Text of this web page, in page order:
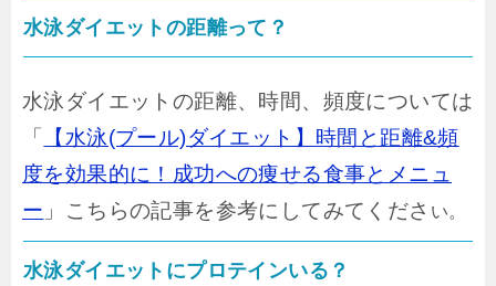
水泳ダイエットの距離って？
水泳ダイエットの距離、時間、頻度については
「
【水泳(プール)ダイエット】時間と距離&頻
度を効果的に！成功への痩せる食事とメニュ
ー 」こちらの記事を参考にしてみてくださ い。
水泳ダイエットにプロテインいる？